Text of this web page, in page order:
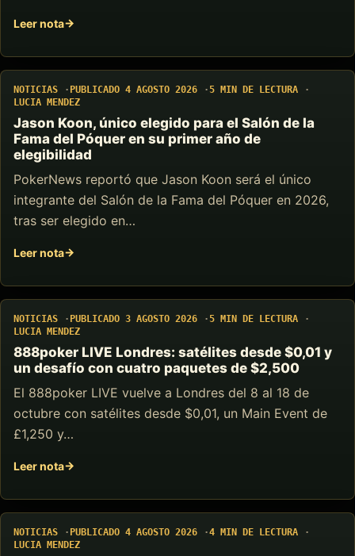
Leer nota
NOTICIAS PUBLICADO 4 AGOSTO 2026
5 MIN DE LECTURA
LUCIA MENDEZ
Jason Koon, único elegido para el Salón de la
Fama del Póquer en su primer año de
elegibilidad
PokerNews reportó que Jason Koon será el único
integrante del Salón de la Fama del Póquer en 2026,
tras ser elegido en…
Leer nota
NOTICIAS PUBLICADO 3 AGOSTO 2026
5 MIN DE LECTURA
LUCIA MENDEZ
888poker LIVE Londres: satélites desde $0,01 y
un desafío con cuatro paquetes de $2,500
El 888poker LIVE vuelve a Londres del 8 al 18 de
octubre con satélites desde $0,01, un Main Event de
£1,250 y…
Leer nota
NOTICIAS PUBLICADO 4 AGOSTO 2026
4 MIN DE LECTURA
LUCIA MENDEZ